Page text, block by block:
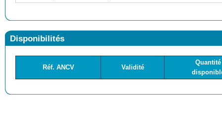
Disponibilités
Réf. ANCV Validité
Quantité